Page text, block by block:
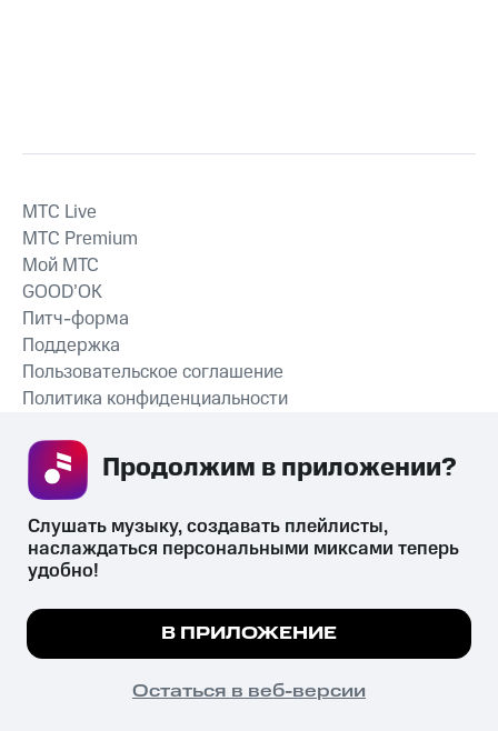
СКАЧАТЬ ПРИЛОЖЕНИЕ
MTС Live
MTС Premium
Мой МТС
GOOD’OK
Питч-форма
Поддержка
Пользовательское соглашение
Политика конфиденциальности
психотропных веществ, их аналогов причиняет вред здоровью,
их незаконный оборот запрещён и влечёт установленную
законодательством ответственность.
© 2026 ООО «КИОН».
Все права защищены
Мы используем куки, чтобы на сайте все
Подробнее
ПОНЯТНО
Слушать музыку, создавать плейлисты,
наслаждаться персональными миксами теперь
удобно!
В ПРИЛОЖЕНИЕ
Остаться в веб-версии